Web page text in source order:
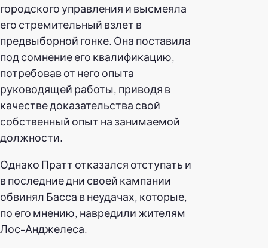
городского управления и высмеяла
его стремительный взлет в
предвыборной гонке. Она поставила
под сомнение его квалификацию,
потребовав от него опыта
руководящей работы, приводя в
качестве доказательства свой
собственный опыт на занимаемой
должности.
Однако Пратт отказался отступать и
в последние дни своей кампании
обвинял Басса в неудачах, которые,
по его мнению, навредили жителям
Лос-Анджелеса.